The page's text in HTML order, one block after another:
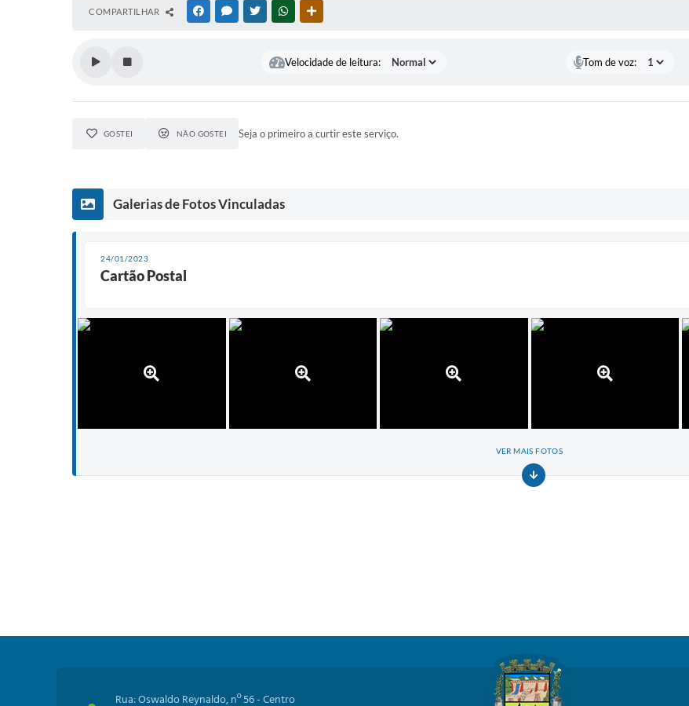
COMPARTILHAR FACEBOOKMESSENGER
TWITTERWHATSAPP
Velocidade de leitura: Tom de voz:
GOSTEI NÃO GOSTEI Seja o primeiro a curtir este serviço.
Galerias de Fotos Vinculadas
24/01/2023
Cartão Postal
VER MAIS FOTOS
Rua: Oswaldo Reynaldo, nº 56 - Centro